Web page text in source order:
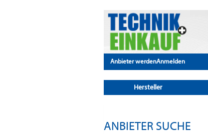
Anbieter werdenAnmelden
Hersteller
ANBIETER SUCHE